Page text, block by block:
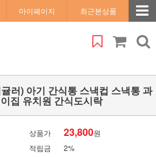
마이페이지 최근본상품
러) 아기 간식통 스낵컵 스낵통 과
집 유치원 간식도시락
상품가 23,800원
적립금
2%